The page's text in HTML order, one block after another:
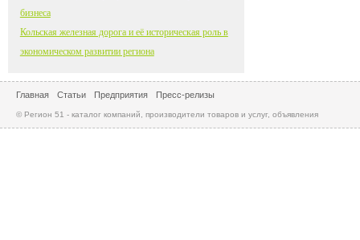
бизнеса
Кольская железная дорога и её историческая роль в
экономическом развитии региона
Главная Статьи Предприятия Пресс-релизы
© Регион 51 - каталог компаний, производители товаров и услуг, объявления